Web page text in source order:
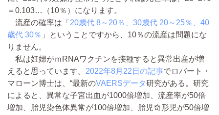
＝0.103…（10％）になります。
流産の確率は「 20歳代 8～20％、30歳代 20～25％、40
歳代 30％ 」ということですから、10％の流産は問題にな
りません。
私は妊婦がｍRNAワクチンを接種すると異常出産が増
えると思っています。 2022年8月22日の記事でロバート・
マローン博士は、“最新のVAERSデータ研究がある。研究
によると、異常な子宮出血が1000倍増加、流産率が50倍
増加、胎児染色体異常が100倍増加、胎児奇形児が50倍増